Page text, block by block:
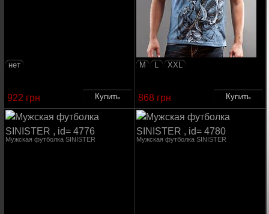
M L XXL
868 грн
нет
922 грн
Мужская футболка SINISTER
Мужская футболка SINISTER